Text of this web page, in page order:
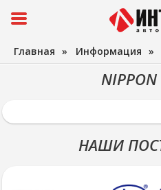
Главная » Информация »
NIPPON
НАШИ